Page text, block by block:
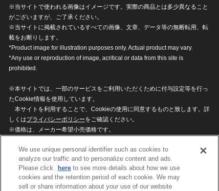
※当サイトで使われる画像はイメージです。実際の商品とは多少異なること
がございますが、ご了承ください。
※当サイトに掲載されているすべての画像、文章、データ等の無断転用、転
載をお断りします。
*Product image for illustration purposes only. Actual product may vary.
*Any use or reproduction of image, acritical or data from this site is
prohibited.
※本サイトでは、一部のサービスをご利用いただくために付与設定等を行っ
たCookie情報を使用しています。
本サイトを利用することで、Cookieの使用に同意するものと致します。詳
しくはプライバシーポリシーをご確認ください。
※価格は、メーカー希望小売価格です。
ざいますのでご了承ください。
privacypolicy
Do Not Sell or Share My
Personal Information
We use unique personal identifier such as cookies to
analyze our traffic and to personalize content and ads.
Please click
here to see more details about how we use
cookies and the retention period of each cookie. We may
sell or share information about your use of our website